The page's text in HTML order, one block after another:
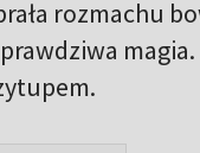
rozmachu